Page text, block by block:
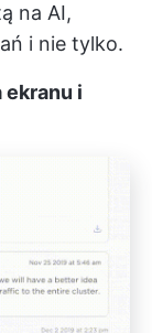
na AI,
i nie tylko.
ekranu i